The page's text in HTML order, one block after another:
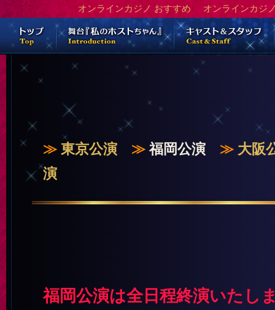
オンラインカジノ おすすめ オンラインカジ
≫ 東京公演 ≫ 福岡公演 ≫ 大阪
演
福岡公演は全日程終演いたし